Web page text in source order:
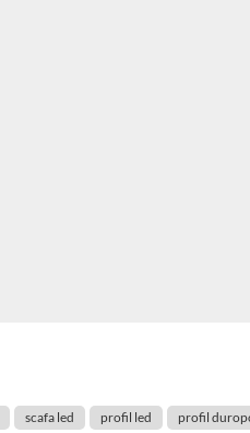
scafa led profil led profil